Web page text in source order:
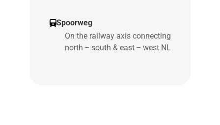
Spoorweg
On the railway axis connecting
north – south & east – west NL